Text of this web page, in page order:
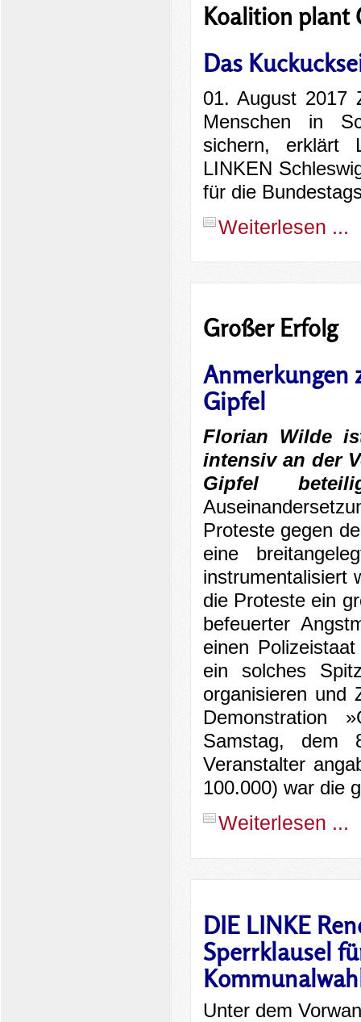
Koalition plant
Das
01. August 2017
Menschen in
sichern, erklärt
LINKEN
für die
Weiterlesen ...
Großer Erfolg
Anmerkungen
Gipfel
Florian Wilde
intensiv an der
Gipfel
Proteste gegen
eine
instrumentalisiert
die Proteste ein
befeuerter
einen
ein solches
organisieren und
Demonstration
Samstag, dem
Veranstalter
100.000) war die
Weiterlesen ...
DIE LINKE
Sperrklausel
Unter dem